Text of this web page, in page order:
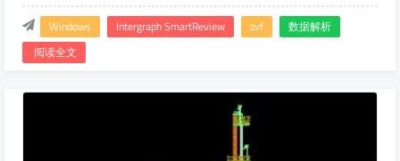
Windows Intergraph SmartReview zvf
数据解析
阅读全文